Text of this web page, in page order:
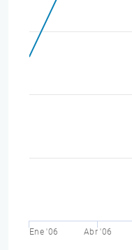
Ene '06 Abr '06